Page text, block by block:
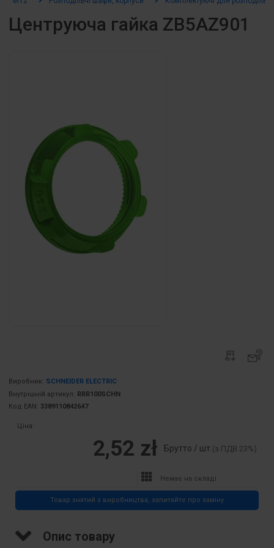
Центруюча гайка ZB5AZ901
Виробник: SCHNEIDER ELECTRIC
Внутрішній артикул: RRR100SCHN
Код EAN: 3389110842647
Ціна:
2,52 zł Брутто / шт.(з ПДВ 23%)
Немає на складі
Товар знятий з виробництва, запитайте про заміну
Опис товару